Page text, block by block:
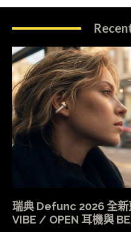
瑞典 Defunc 2026 全
VIBE / OPEN 耳機與